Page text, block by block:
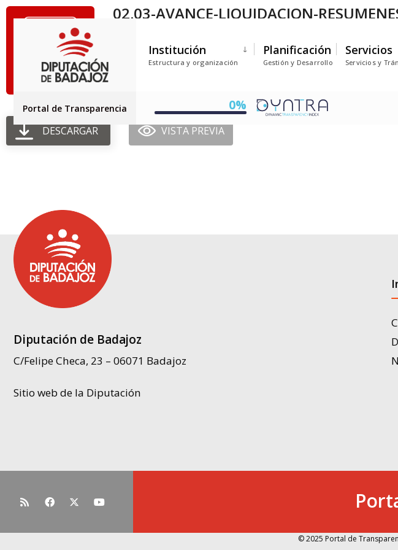
Institución
Estructura y organización
Planificación
Gestión y Desarrollo
Servicios
Servicios y
Portal de Transparencia 0%
02.03-AVANCE-LIQUIDACION-
Creado: 30-06-2025
Actualizado: 30-06-2025
DESCARGAR VISTA PREVIA
Diputación de Badajoz
C/Felipe Checa, 23 – 06071 Badajoz
Sitio web de la Diputación
© 2025 Portal de